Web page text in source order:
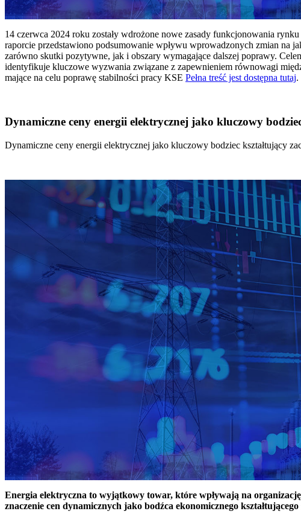
14 czerwca 2024 roku zostały wdrożone nowe zasady funkcjonowania
raporcie przedstawiono podsumowanie wpływu wprowadzonych zmian na
zarówno skutki pozytywne, jak i obszary wymagające dalszej poprawy.
identyfikuje kluczowe wyzwania związane z zapewnieniem równowagi
mające na celu poprawę stabilności pracy KSE Pełna treść jest dostępna tutaj.
Dynamiczne ceny energii elektrycznej jako kluczowy
Dynamiczne ceny energii elektrycznej jako kluczowy bodziec kształtujący
Energia elektryczna to wyjątkowy towar, które wpływają na
znaczenie cen dynamicznych jako bodźca ekonomicznego